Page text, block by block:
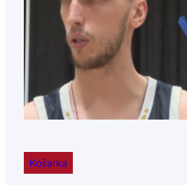
Košarka